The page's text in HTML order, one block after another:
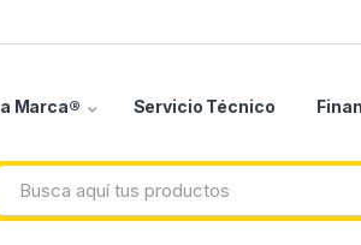
Marca® Servicio Técnico